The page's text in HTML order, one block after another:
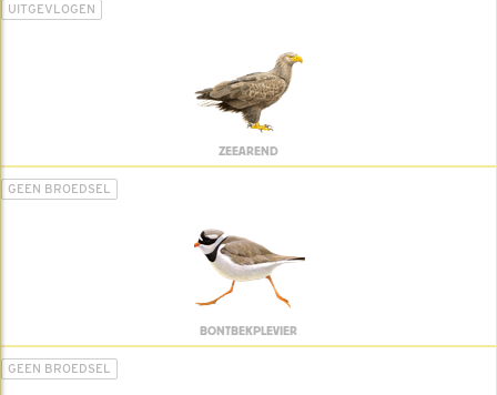
UITGEVLOGEN
ZEEAREND
GEEN BROEDSEL
BONTBEKPLEVIER
GEEN BROEDSEL